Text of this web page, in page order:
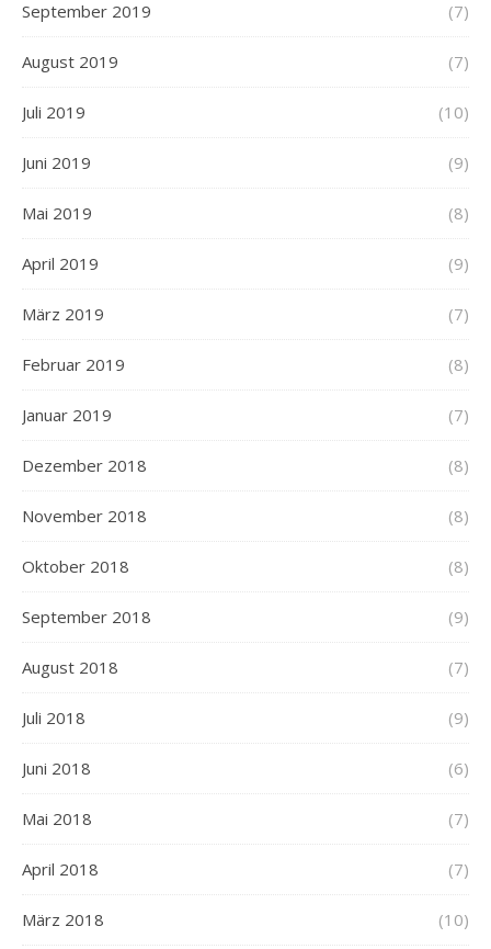
September 2019 (7)
August 2019 (7)
Juli 2019 (10)
Juni 2019 (9)
Mai 2019 (8)
April 2019 (9)
März 2019 (7)
Februar 2019 (8)
Januar 2019 (7)
Dezember 2018 (8)
November 2018 (8)
Oktober 2018 (8)
September 2018 (9)
August 2018 (7)
Juli 2018 (9)
Juni 2018 (6)
Mai 2018 (7)
April 2018 (7)
März 2018 (10)